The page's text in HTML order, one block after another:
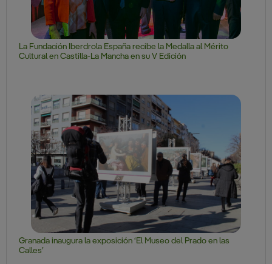
La Fundación Iberdrola España recibe la Medalla al Mérito
Cultural en Castilla-La Mancha en su V Edición
Granada inaugura la exposición ‘El Museo del Prado en las
Calles’